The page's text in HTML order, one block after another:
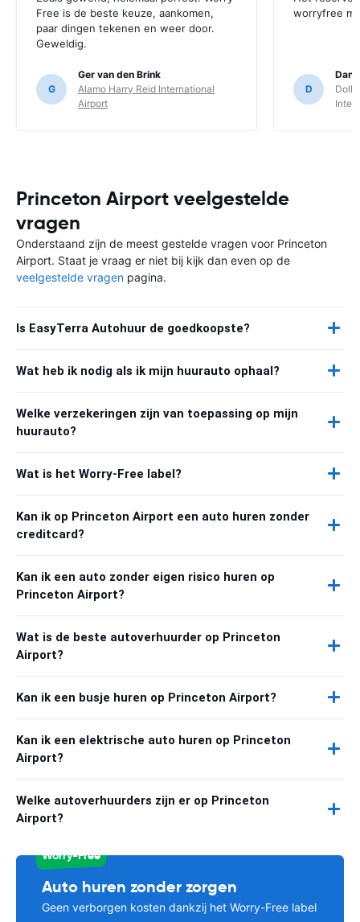
Free is de beste keuze, aankomen,
paar dingen tekenen en weer door.
Geweldig.
G
Ger van den Brink
Alamo Harry Reid International
Airport
worryfree
D
Princeton Airport veelgestelde
vragen
Onderstaand zijn de meest gestelde vragen voor Princeton
Airport. Staat je vraag er niet bij kijk dan even op de
veelgestelde vragen pagina.
Is EasyTerra Autohuur de goedkoopste?
Wat heb ik nodig als ik mijn huurauto ophaal?
Welke verzekeringen zijn van toepassing op mijn
huurauto?
Wat is het Worry-Free label?
Kan ik op Princeton Airport een auto huren zonder
creditcard?
Kan ik een auto zonder eigen risico huren op
Princeton Airport?
Wat is de beste autoverhuurder op Princeton
Airport?
Kan ik een busje huren op Princeton Airport?
Kan ik een elektrische auto huren op Princeton
Airport?
Welke autoverhuurders zijn er op Princeton
Airport?
Worry-Free
Auto huren zonder zorgen
Geen verborgen kosten dankzij het Worry-Free label